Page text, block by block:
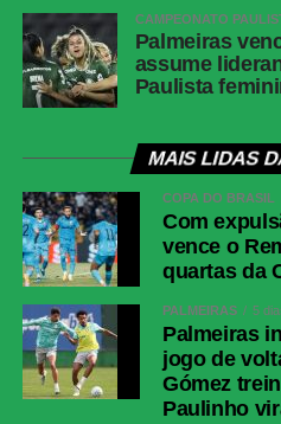
Kauan Toledo
Emanuel) e
Carvalho
Fluminense
(Hércules);
(Luciano Acosta)
(Hulk).Técnico:
COMENTE ABAIXO:
WhatsApp
Facebook
CAMPEONATO
Palmeiras
assume
Paulista
MAIS LIDAS
COPA DO BRASIL
Com
vence o
quartas da
PALMEIRAS 5
Palmeiras
jogo de
Gómez
Paulinho